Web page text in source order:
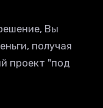
Вы
получая
проект "под